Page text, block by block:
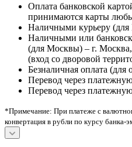
Оплата банковской
принимаются карты
Наличными курьеру
Наличными или
(для Москвы) – г.
(вход со дворовой
Безналичная оплата (для
Перевод через
Перевод через
*Примечание: При платеже с
конвертация в рубли по курсу банка-